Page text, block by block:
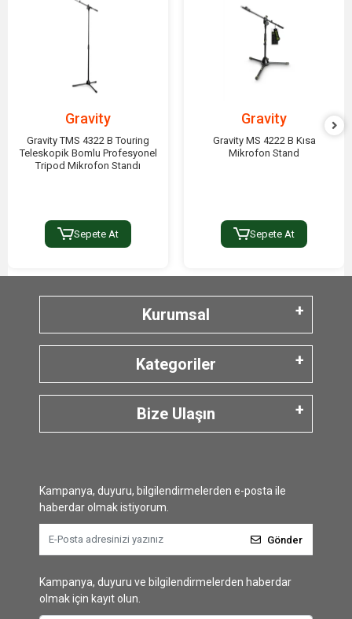
Gravity
Gravity TMS 4322 B Touring
Teleskopik Bomlu Profesyonel
Tripod Mikrofon Standı
Sepete At
Gravity
Gravity MS 4222 B Kısa
Mikrofon Stand
Sepete At
Kurumsal
Kategoriler
Bize Ulaşın
Kampanya, duyuru, bilgilendirmelerden e-posta ile
haberdar olmak istiyorum.
Gönder
Kampanya, duyuru ve bilgilendirmelerden haberdar
olmak için kayıt olun.